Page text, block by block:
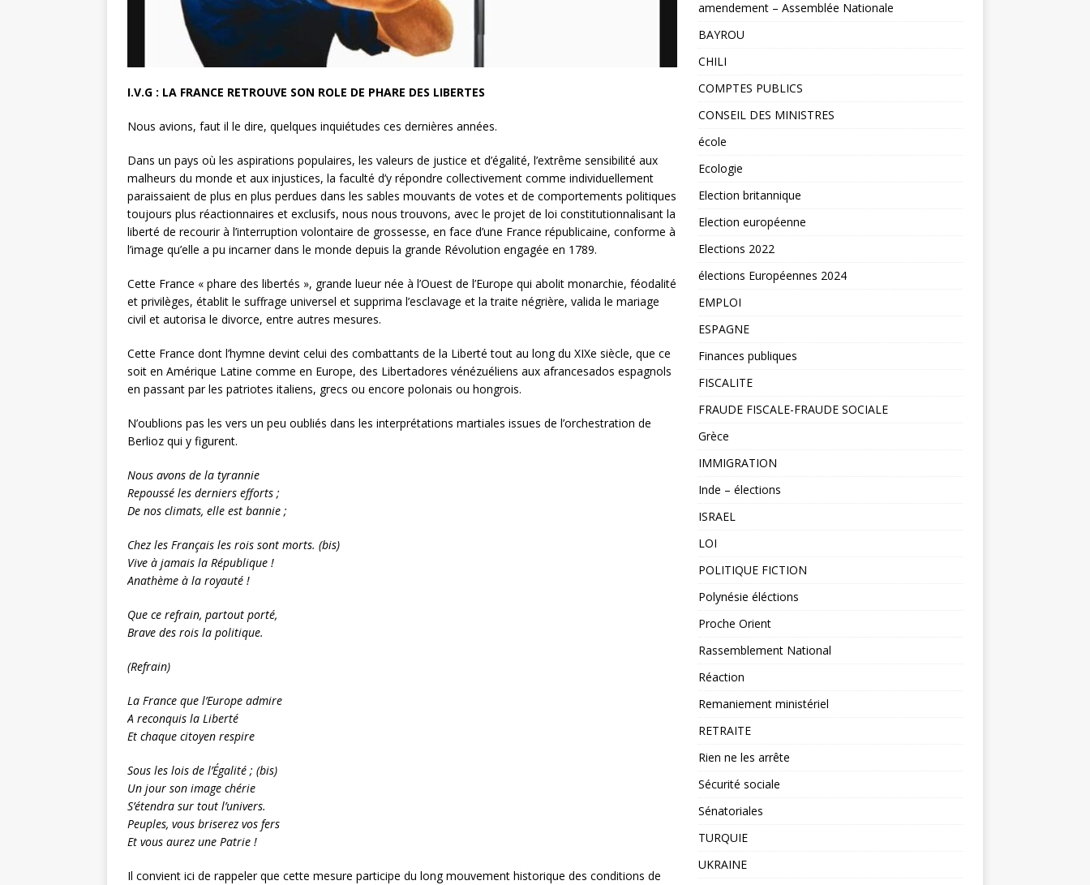
I.V.G : LA FRANCE RETROUVE SON ROLE DE PHARE DES LIBERTES
Nous avions, faut il le dire, quelques inquiétudes ces dernières années.
Dans un pays où les aspirations populaires, les valeurs de justice et d’égalité, l’extrême sensibilité aux
malheurs du monde et aux injustices, la faculté d’y répondre collectivement comme individuellement
paraissaient de plus en plus perdues dans les sables mouvants de votes et de comportements politiques
toujours plus réactionnaires et exclusifs, nous nous trouvons, avec le projet de loi constitutionnalisant la
liberté de recourir à l’interruption volontaire de grossesse, en face d’une France républicaine, conforme à
l’image qu’elle a pu incarner dans le monde depuis la grande Révolution engagée en 1789.
Cette France « phare des libertés », grande lueur née à l’Ouest de l’Europe qui abolit monarchie, féodalité
et privilèges, établit le suffrage universel et supprima l’esclavage et la traite négrière, valida le mariage
civil et autorisa le divorce, entre autres mesures.
Cette France dont l’hymne devint celui des combattants de la Liberté tout au long du XIXe siècle, que ce
soit en Amérique Latine comme en Europe, des Libertadores vénézuéliens aux afrancesados espagnols
en passant par les patriotes italiens, grecs ou encore polonais ou hongrois.
N’oublions pas les vers un peu oubliés dans les interprétations martiales issues de l’orchestration de
Berlioz qui y figurent.
Nous avons de la tyrannie
Repoussé les derniers efforts ;
De nos climats, elle est bannie ;
Chez les Français les rois sont morts. (bis)
Vive à jamais la République !
Anathème à la royauté !
Que ce refrain, partout porté,
Brave des rois la politique.
(Refrain)
La France que l’Europe admire
A reconquis la Liberté
Et chaque citoyen respire
Sous les lois de l’Égalité ; (bis)
Un jour son image chérie
S’étendra sur tout l’univers.
Peuples, vous briserez vos fers
Et vous aurez une Patrie !
Il convient ici de rappeler que cette mesure participe du long mouvement historique des conditions de
amendement – Assemblée Nationale
BAYROU
CHILI
COMPTES PUBLICS
CONSEIL DES MINISTRES
école
Ecologie
Election britannique
Election européenne
Elections 2022
élections Européennes 2024
EMPLOI
ESPAGNE
Finances publiques
FISCALITE
FRAUDE FISCALE-FRAUDE SOCIALE
Grèce
IMMIGRATION
Inde – élections
ISRAEL
LOI
POLITIQUE FICTION
Polynésie éléctions
Proche Orient
Rassemblement National
Réaction
Remaniement ministériel
RETRAITE
Rien ne les arrête
Sécurité sociale
Sénatoriales
TURQUIE
UKRAINE